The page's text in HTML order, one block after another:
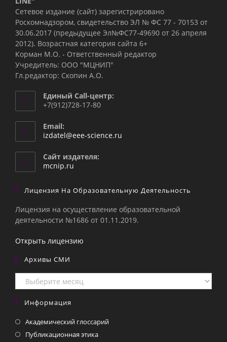
Сетевое издание (сайт) зарегистрировано
Роскомнадзором, свидетельство ЭЛ № ФС 77 - 70153 от
30.06.2017 (предыдущее Эл№ФC77-49690 от 26 апреля
2012). Возрастная категория сайта 6+
Корман М.О. - Ответственный редактор
Учредитель: ООО "МЦНИП"
Гл.редактор: Скопин А.О.
Единый Call-центр:
+7(912)728-17-80
Email:
izdatel@eee-science.ru
Сайт издателя:
mcnip.ru
Лицензия На Образовательную Деятельность
Лицензия на осуществление образовательной
деятельности №1686 от 01.11.2019.
Открыть лицензию
Архивы СМИ
Архивы
СМИ
Информация
Академический глоссарий
Публикационная этика